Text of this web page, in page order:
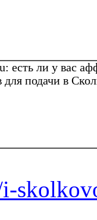
есть ли у вас
для подачи в